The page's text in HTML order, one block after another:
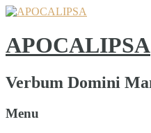
APOCALIPSA
Verbum Domini
Menu